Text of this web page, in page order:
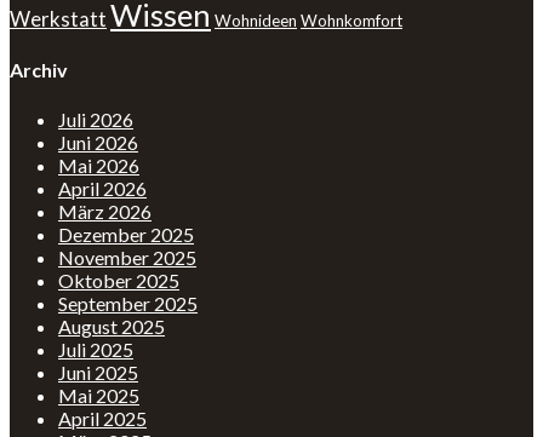
WerkstattWissen Wohnideen Wohnkomfort
Archiv
Juli 2026
Juni 2026
Mai 2026
April 2026
März 2026
Dezember 2025
November 2025
Oktober 2025
September 2025
August 2025
Juli 2025
Juni 2025
Mai 2025
April 2025